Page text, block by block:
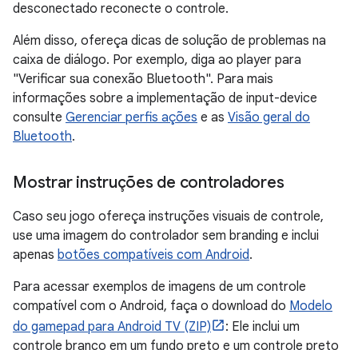
desconectado reconecte o controle.
Além disso, ofereça dicas de solução de problemas na
caixa de diálogo. Por exemplo, diga ao player para
"Verificar sua conexão Bluetooth". Para mais
informações sobre a implementação de input-device
consulte Gerenciar perfis ações e as Visão geral do
Bluetooth.
Mostrar instruções de controladores
Caso seu jogo ofereça instruções visuais de controle,
use uma imagem do controlador sem branding e inclui
apenas botões compatíveis com Android.
Para acessar exemplos de imagens de um controle
compatível com o Android, faça o download do Modelo
do gamepad para Android TV (ZIP)
: Ele inclui um
controle branco em um fundo preto e um controle preto